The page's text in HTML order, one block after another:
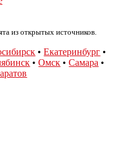
из открытых источников.
•Екатеринбург •
•Омск •Самара •